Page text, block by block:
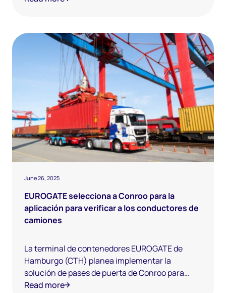
June 26, 2025
EUROGATE selecciona a Conroo para la
aplicación para verificar a los conductores de
camiones
La terminal de contenedores EUROGATE de
Hamburgo (CTH) planea implementar la
solución de pases de puerta de Conroo para
permitir una verificación totalmente digital de
Read more